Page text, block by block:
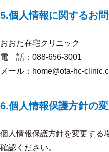
5.個人情報に関するお
おおた在宅クリニック
電 話：088-656-3001
メール：home@ota-hc-
6.個人情報保護方針の
個人情報保護方針を変更する
確認ください。